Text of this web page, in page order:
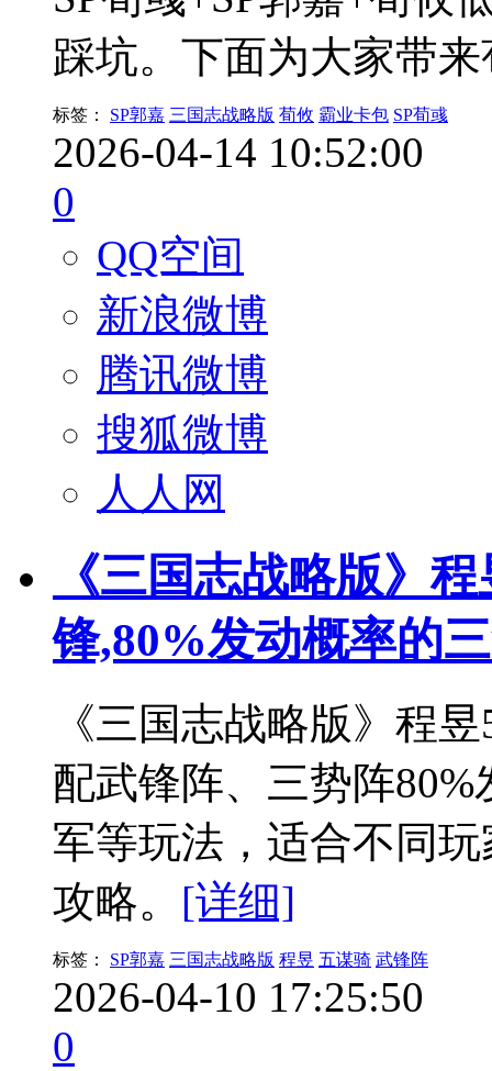
踩坑。下面为大家带
标签： SP郭嘉 三国志战略版 荀攸 霸业卡包 SP荀彧
2026-04-14 10:52:00
0
QQ空间
新浪微博
腾讯微博
搜狐微博
人人网
《三国志战略版》
锋,80%发动概率的
《三国志战略版》程
配武锋阵、三势阵
军等玩法，适合不同
攻略。 [详细]
标签： SP郭嘉 三国志战略版 程昱 五谋骑 武锋阵
2026-04-10 17:25:50
0